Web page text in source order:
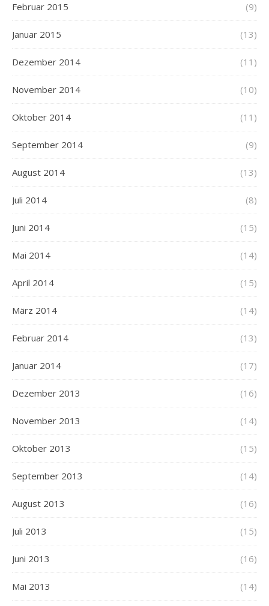
Februar 2015 (9)
Januar 2015 (13)
Dezember 2014 (11)
November 2014 (10)
Oktober 2014 (11)
September 2014 (9)
August 2014 (13)
Juli 2014 (8)
Juni 2014 (15)
Mai 2014 (14)
April 2014 (15)
März 2014 (14)
Februar 2014 (13)
Januar 2014 (17)
Dezember 2013 (16)
November 2013 (14)
Oktober 2013 (15)
September 2013 (14)
August 2013 (16)
Juli 2013 (15)
Juni 2013 (16)
Mai 2013 (14)